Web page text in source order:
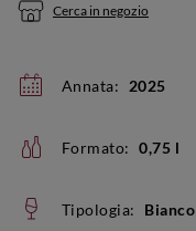
Cerca in negozio
Annata: 2025
Formato: 0,75 l
Tipologia: Bianco